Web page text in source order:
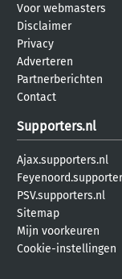
Voor webmasters
Disclaimer
Privacy
Adverteren
Partnerberichten
Contact
Supporters.nl
Ajax.supporters.nl
PSV.supporters.nl
Sitemap
Mijn voorkeuren
Cookie-instellingen